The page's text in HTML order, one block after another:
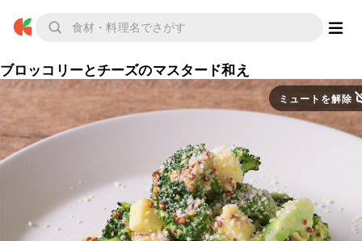
ブロッコリーとチーズのマスタード和え
ミュートを解除